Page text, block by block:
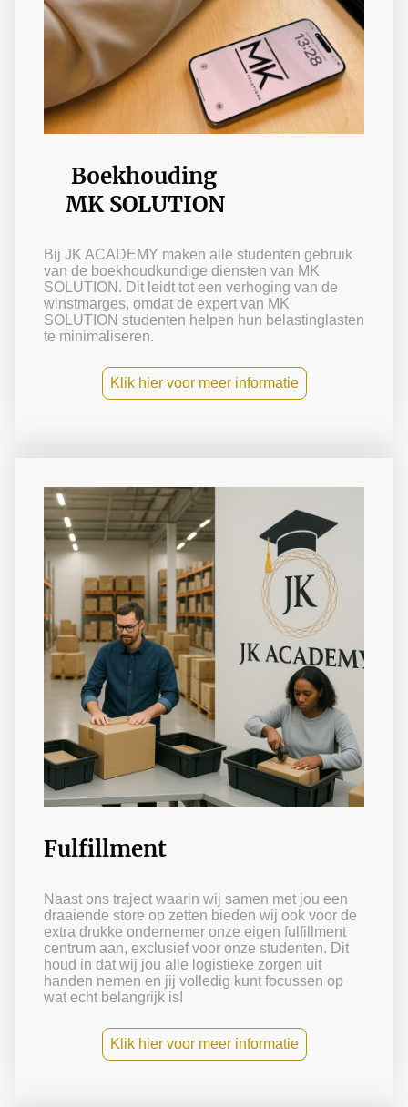
Boekhouding
MK SOLUTION
Bij JK ACADEMY maken alle studenten gebruik
van de boekhoudkundige diensten van MK
SOLUTION. Dit leidt tot een verhoging van de
winstmarges, omdat de expert van MK
SOLUTION studenten helpen hun belastinglasten
te minimaliseren.
Klik hier voor meer informatie
Fulfillment
Naast ons traject waarin wij samen met jou een
draaiende store op zetten bieden wij ook voor de
extra drukke ondernemer onze eigen fulfillment
centrum aan, exclusief voor onze studenten. Dit
houd in dat wij jou alle logistieke zorgen uit
handen nemen en jij volledig kunt focussen op
wat echt belangrijk is!
Klik hier voor meer informatie